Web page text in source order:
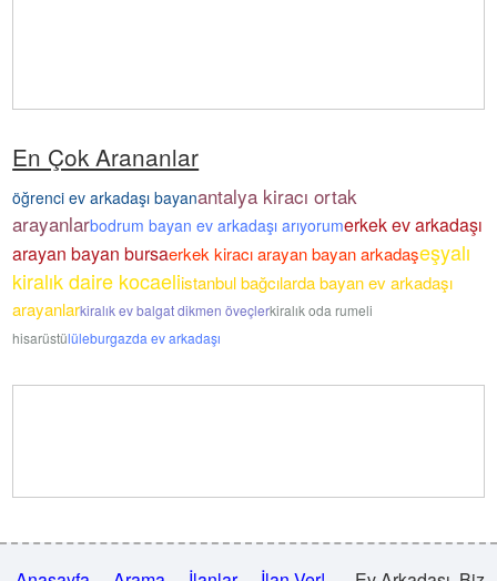
En Çok Arananlar
öğrenci ev arkadaşı bayanantalya kiracı ortak
arayanlarbodrum bayan ev arkadaşı arıyorumerkek ev arkadaşı
arayan bayan bursaerkek kiracı arayan bayan arkadaşeşyalı
kiralık daire kocaeliistanbul bağcılarda bayan ev arkadaşı
arayanlarkiralık ev balgat dikmen öveçlerkiralık oda rumeli
hisarüstülüleburgazda ev arkadaşı